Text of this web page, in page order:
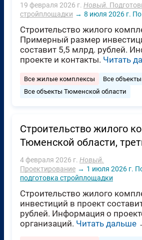
19 февраля 2026 г. Новый.
стройплощадки → 8 июля 2026 г.
Строительство жилого
Примерный размер
составит 5,5 млрд. рублей.
проекте и контакты. Читать
Все жилые комплексы
Все
Все объекты Тюменской области
Строительство жилого
Тюменской области,
4 февраля 2026 г. Новый.
Проектирование → 1 июля 2026 г.
подготовка стройплощадки
Строительство жилого
инвестиций в проект
рублей. Информация о
организаций. Читать дальше